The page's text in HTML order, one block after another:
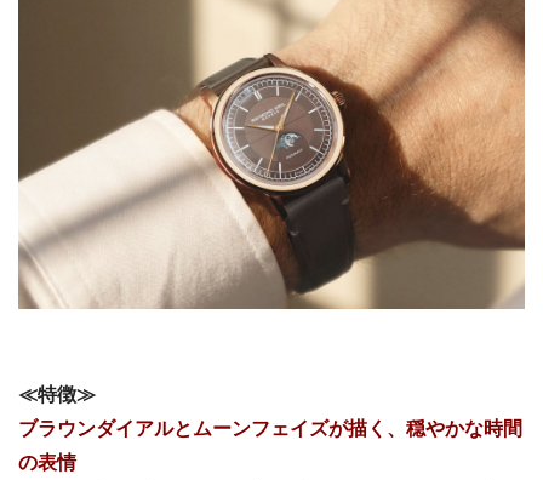
≪特徴≫
ブラウンダイアルとムーンフェイズが描く、穏やかな時間
の表情